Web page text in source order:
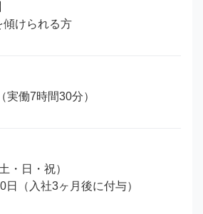
実働7時間30分）
・日・祝）
（入社3ヶ月後に付与）